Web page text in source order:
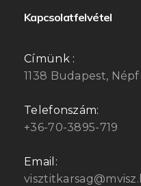
Kapcsolatfelvétel
Címünk :
1138 Budapest,
Telefonszám:
+36-70-3895-719
Email: